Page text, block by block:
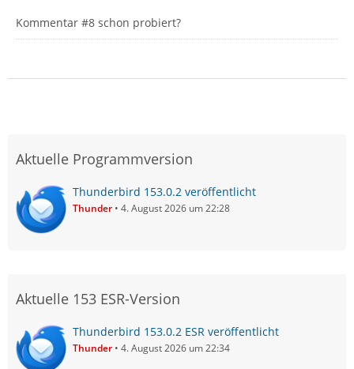
Kommentar #8 schon probiert?
Aktuelle Programmversion
Thunderbird 153.0.2 veröffentlicht
Thunder 4. August 2026 um 22:28
Aktuelle 153 ESR-Version
Thunderbird 153.0.2 ESR veröffentlicht
Thunder 4. August 2026 um 22:34